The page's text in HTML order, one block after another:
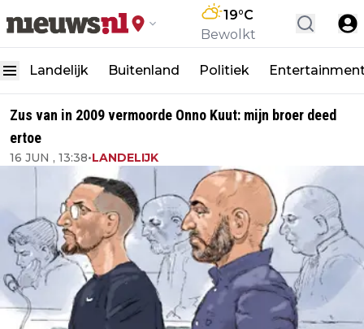
19°C
Bewolkt
Landelijk Buitenland Politiek
Zus van in 2009 vermoorde Onno Kuut: mijn broer deed
ertoe
16 JUN , 13:38•LANDELIJK